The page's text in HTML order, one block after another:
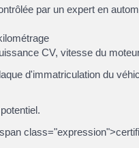
par un expert en
CV, vitesse du
d'immatriculation du